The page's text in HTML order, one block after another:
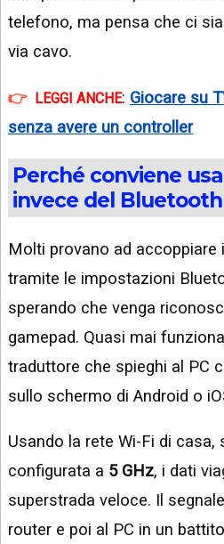
telefono, ma pensa che ci
via cavo.
LEGGI ANCHE: Giocare su
senza avere un controller
Perché conviene
invece del Bluetooth
Molti provano ad accoppiare
tramite le impostazioni
sperando che venga
gamepad. Quasi mai
traduttore che spieghi al PC
sullo schermo di Android o
Usando la rete Wi-Fi di casa,
configurata a 5 GHz, i dati
superstrada veloce. Il
router e poi al PC in un